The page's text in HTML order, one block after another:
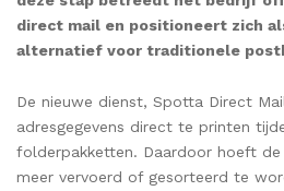
direct mail en positioneert zich
alternatief voor traditionele
De nieuwe dienst, Spotta Direct
adresgegevens direct te printen
folderpakketten. Daardoor hoeft
meer vervoerd of gesorteerd te